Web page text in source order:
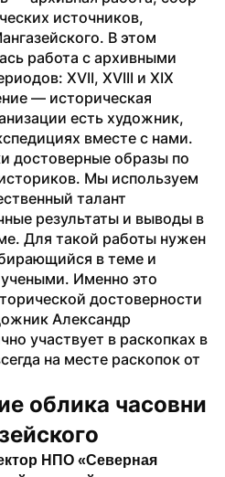
источников,
В этом
работа с архивными
XVII, XVIII и XIX
— историческая
есть художник,
вместе с нами.
достоверные образы по
Мы используем
талант
результаты и выводы в
Для такой работы нужен
в теме и
Именно это
достоверности
Александр
участвует в раскопках в
на месте раскопок от
облика часовни
НПО «Северная